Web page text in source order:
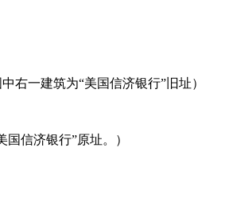
右一建筑为“美国信济银行”旧址）
国信济银行”原址。）